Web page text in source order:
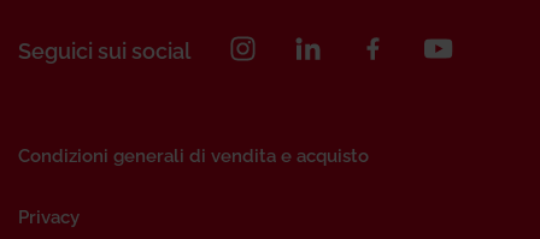
Seguici sui social
Condizioni generali di vendita e acquisto
Privacy